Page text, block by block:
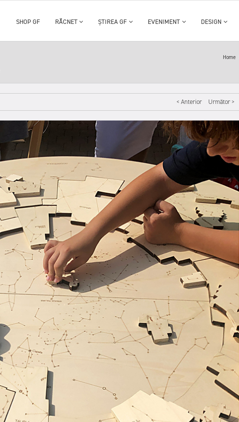
SHOP GF RĂCNET ȘTIREA GF EVENIMENT DESIGN
Home
< Anterior Următor >